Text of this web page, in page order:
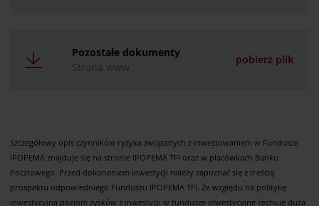
Pozostałe dokumenty
Strona www
pobierz plik
Szczegółowy opis czynników ryzyka związanych z inwestowaniem w Fundusze
IPOPEMA znajduje się na stronie IPOPEMA TFI oraz w placówkach Banku
Pocztowego. Przed dokonaniem inwestycji należy zapoznać się z treścią
prospektu odpowiedniego Funduszu IPOPEMA TFI. Ze względu na politykę
inwestycyjną poziom zysków z inwestycji w fundusze inwestycyjne cechuje duża